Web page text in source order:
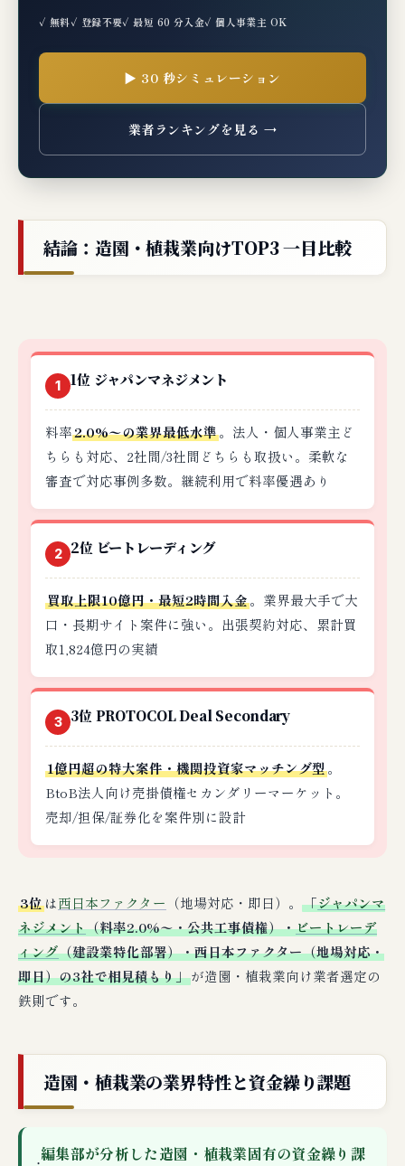
✓ 無料✓ 登録不要✓ 最短 60 分入金✓ 個人事業主 OK
▶ 30 秒シミュレーション
業者ランキングを見る →
結論：造園・植栽業向けTOP3 一目比較
1 1位 ジャパンマネジメント
料率2.0%〜の業界最低水準。法人・個人事業主ど
ちらも対応、2社間/3社間どちらも取扱い。柔軟な
審査で対応事例多数。継続利用で料率優遇あり
2 2位 ビートレーディング
買取上限10億円・最短2時間入金。業界最大手で大
口・長期サイト案件に強い。出張契約対応、累計買
取1,824億円の実績
3 3位 PROTOCOL Deal Secondary
1億円超の特大案件・機関投資家マッチング型。
BtoB法人向け売掛債権セカンダリーマーケット。
売却/担保/証券化を案件別に設計
3位は西日本ファクター （地場対応・即日）。 「ジャパンマ
ネジメント（料率2.0%〜・公共工事債権）・ビートレーデ
ィング（建設業特化部署）・西日本ファクター（地場対応・
即日）の3社で相見積もり」が造園・植栽業向け業者選定の
鉄則です。
造園・植栽業の業界特性と資金繰り課題
編集部が分析した造園・植栽業固有の資金繰り課